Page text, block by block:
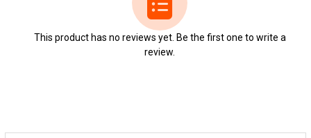
This product has no reviews yet. Be the first one to write a
review.